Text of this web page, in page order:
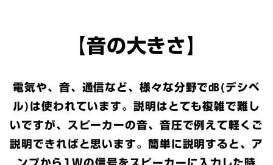
【音の大きさ】
電気や、音、通信など、様々な分野で㏈(デシベ
ル)は使われています。説明はとても複雑で難し
いですが、スピーカーの音、音圧で例えて軽くご
説明できればと思います。簡単に説明すると、ア